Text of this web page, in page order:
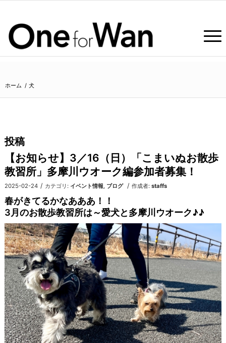
ホーム / 犬
投稿
【お知らせ】3／16（日）「こまいぬお散歩
教習所」多摩川ウオーク編参加者募集！
2025-02-24 / カテゴリ: イベント情報, ブログ / 作成者: staffs
春がきてるかなあああ！！
3月のお散歩教習所は～愛犬と多摩川ウオーク♪♪